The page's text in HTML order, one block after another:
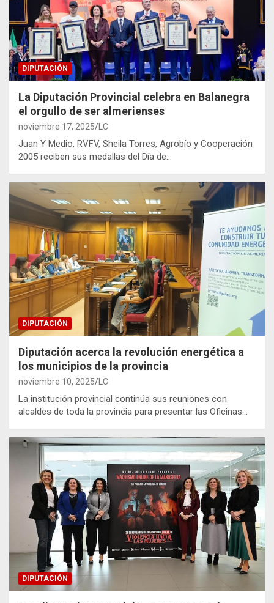
DIPUTACIÓN
La Diputación Provincial celebra en Balanegra
el orgullo de ser almerienses
noviembre 17, 2025 LC
Juan Y Medio, RVFV, Sheila Torres, Agrobío y Cooperación
2005 reciben sus medallas del Día de…
DIPUTACIÓN
Diputación acerca la revolución energética a
los municipios de la provincia
noviembre 10, 2025 LC
La institución provincial continúa sus reuniones con
alcaldes de toda la provincia para presentar las Oficinas…
DIPUTACIÓN